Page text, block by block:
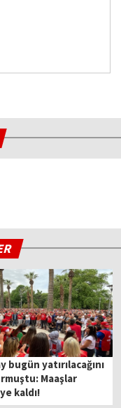
bugün yatırılacağını
Maaşlar
kaldı!